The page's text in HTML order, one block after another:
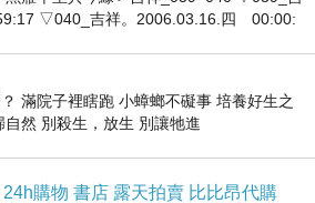
融會成一體，身肢與寶劍混成
然變化合成一體。越學習越愛
▽040_吉祥。2006.03.16.四 00:00:
滿院子裡瞎跑 小蟑螂不礙事 培養好生之
然 別殺生，放生 別讓牠進
24h購物 書店 露天拍賣 比比昂代購